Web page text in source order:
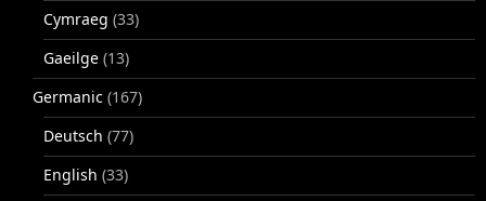
Cymraeg (33)
Gaeilge (13)
Germanic (167)
Deutsch (77)
English (33)